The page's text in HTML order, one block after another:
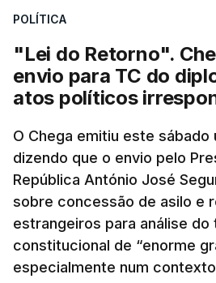
POLÍTICA
"Lei do Retorno".
envio para TC do
atos políticos
O Chega emitiu este sábado
dizendo que o envio pelo
República António José
sobre concessão de asilo e
estrangeiros para análise do
constitucional de “enorme
especialmente num